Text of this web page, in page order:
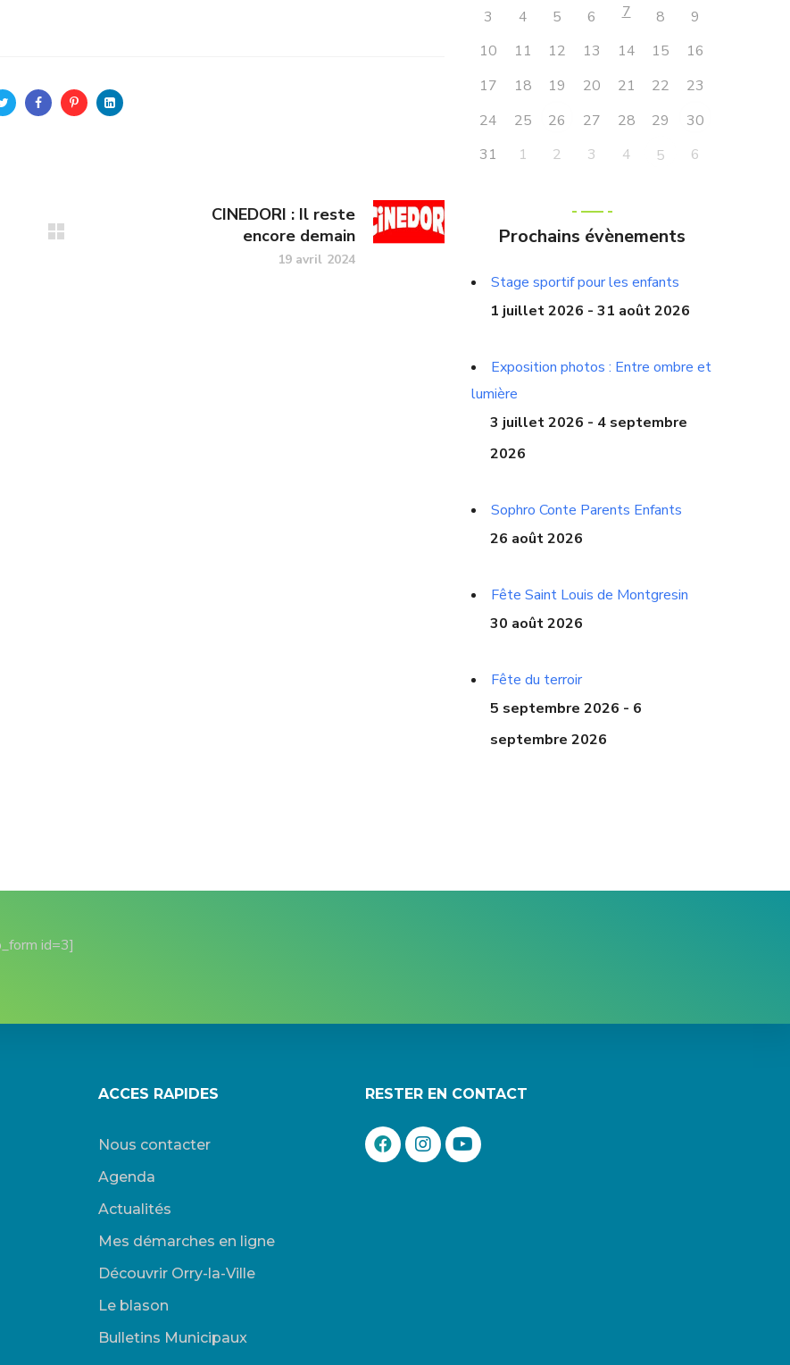
CINEDORI : Il reste
encore demain
19 avril 2024
3
4 5 6 7 8
9
10
11 12 13 14 15
16
17
18 19 20 21 22
23
24
25 26 27 28 29
30
31
1 2 3 4 5 6
Prochains évènements
Stage sportif pour les enfants
1 juillet 2026 - 31 août 2026
Exposition photos : Entre ombre et
lumière
3 juillet 2026 - 4 septembre
2026
Sophro Conte Parents Enfants
26 août 2026
Fête Saint Louis de Montgresin
30 août 2026
Fête du terroir
5 septembre 2026 - 6
septembre 2026
id=3]
ACCES RAPIDES
Nous contacter
Agenda
Actualités
Mes démarches en ligne
Découvrir Orry-la-Ville
Le blason
Bulletins Municipaux
RESTER EN CONTACT